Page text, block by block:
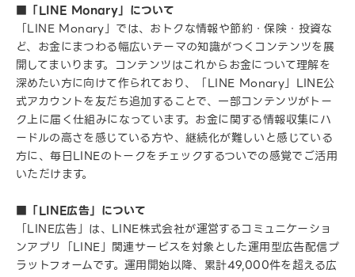
■「LINE Monary」について
「LINE Monary」では、おトクな情報や節約・保険・投資な
ど、お金にまつわる幅広いテーマの知識がつくコンテンツを展
開してまいります。コンテンツはこれからお金について理解を
深めたい方に向けて作られており、「LINE Monary」LINE公
式アカウントを友だち追加することで、一部コンテンツがトー
ク上に届く仕組みになっています。お金に関する情報収集にハ
ードルの高さを感じている方や、継続化が難しいと感じている
方に、毎日LINEのトークをチェックするついでの感覚でご活用
いただけます。
■「LINE広告」について
「LINE広告」は、LINE株式会社が運営するコミュニケーショ
ンアプリ「LINE」関連サービスを対象とした運用型広告配信プ
ラットフォームです。運用開始以降、累計49,000件を超える広